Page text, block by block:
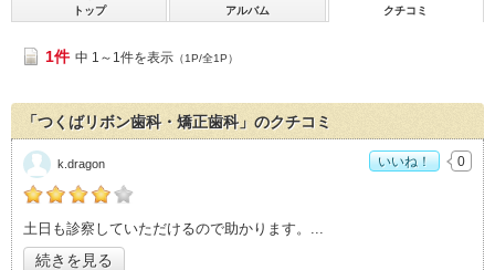
トップ アルバム クチコミ
1件 中 1～1件を表示 （1P/全1P）
「つくばリボン歯科・矯正歯科」のクチコミ
k.dragonの「つくばリボン歯科・矯正歯科>」おすすめ度：
土日も診察していただけるので助かります。
続きを見る
k.dragon いいね！ 0